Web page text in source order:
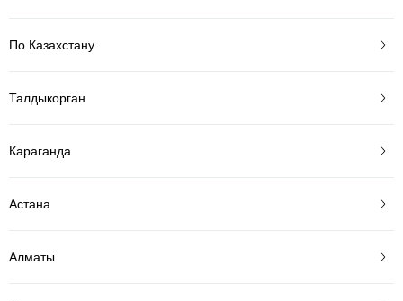
По Казахстану
Талдыкорган
Караганда
Астана
Алматы